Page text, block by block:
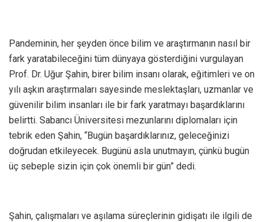
Pandeminin, her şeyden önce bilim ve araştırmanın nasıl bir
fark yaratabileceğini tüm dünyaya gösterdiğini vurgulayan
Prof. Dr. Uğur Şahin, birer bilim insanı olarak, eğitimleri ve on
yılı aşkın araştırmaları sayesinde meslektaşları, uzmanlar ve
güvenilir bilim insanları ile bir fark yaratmayı başardıklarını
belirtti. Sabancı Üniversitesi mezunlarını diplomaları için
tebrik eden Şahin, “Bugün başardıklarınız, geleceğinizi
doğrudan etkileyecek. Bugünü asla unutmayın, çünkü bugün
üç sebeple sizin için çok önemli bir gün” dedi.
Şahin, çalışmaları ve aşılama süreçlerinin gidişatı ile ilgili de